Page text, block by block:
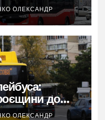
ОЛЕКСАНДР
до
ОЛЕКСАНДР